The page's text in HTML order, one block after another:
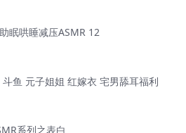
眠哄睡减压ASMR 12
斗鱼 元子姐姐 红嫁衣 宅男舔耳福利
系列之表白